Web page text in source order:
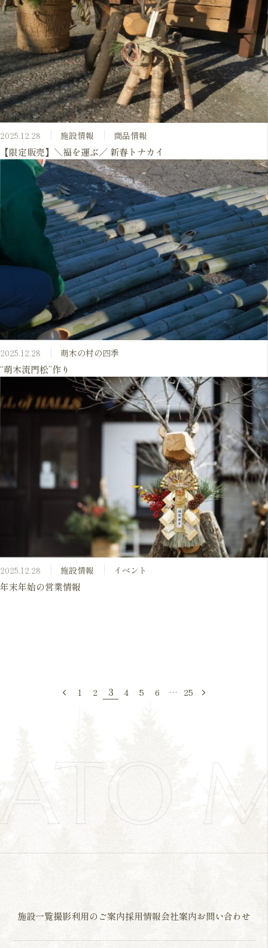
2025.12.28 施設情報 商品情報
【限定販売】＼福を運ぶ／ 新春トナカイ
2025.12.28 萌木の村の四季
“萌木流門松”作り
2025.12.28 施設情報 イベント
年末年始の営業情報
1 2 3 4 5 6 … 25
施設一覧撮影利用のご案内採用情報会社案内お問い合わせ